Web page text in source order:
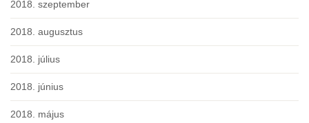
2018. szeptember
2018. augusztus
2018. július
2018. június
2018. május